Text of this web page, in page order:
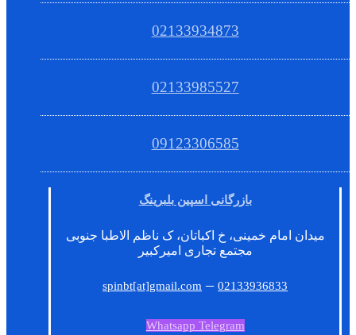
02133934873
02133985527
09123306585
بازرگانی اسپین بلبرینگ
میدان امام خمینی، خ اکباتان، ک ناظم الاطبا جنوبی
مجتمع تجاری امیرکبیر
spinbt[at]gmail.com –02133936833
Whatsapp Telegram